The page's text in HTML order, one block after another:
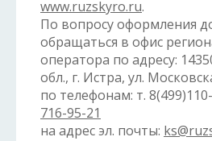
www.ruzskyro.ru.
По вопросу оформления
обращаться в офис
оператора по адресу:
обл., г. Истра, ул.
по телефонам: т.
716-95-21
на адрес эл. почты: